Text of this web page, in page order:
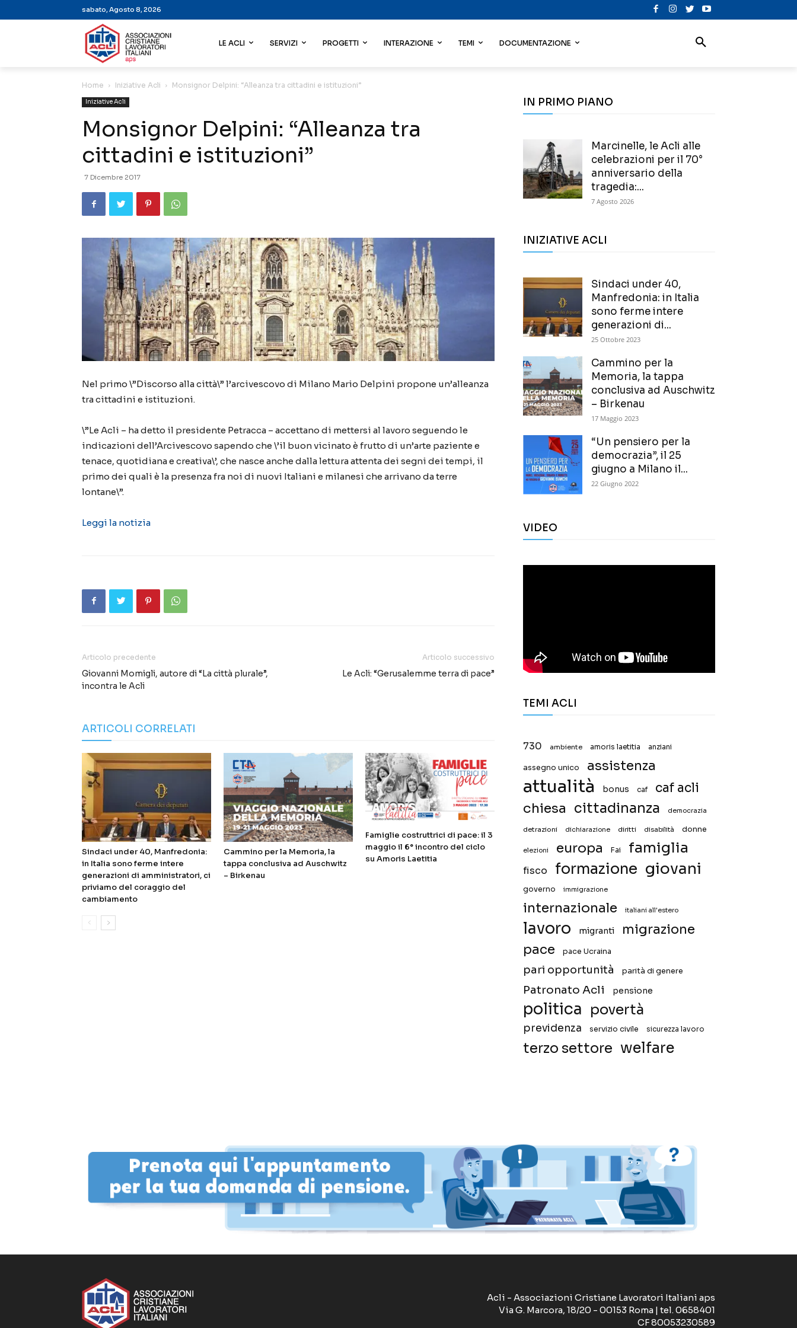
sabato, Agosto 8, 2026
LE ACLI SERVIZI PROGETTI INTERAZIONE TEMI DOCUMENTAZIONE
Home Iniziative Acli Monsignor Delpini: “Alleanza tra cittadini e istituzioni”
Iniziative Acli
Monsignor Delpini: “Alleanza tra
cittadini e istituzioni”
7 Dicembre 2017
Nel primo \”Discorso alla città\” l’arcivescovo di Milano Mario Delpini propone un’alleanza
tra cittadini e istituzioni.
\”Le Acli – ha detto il presidente Petracca – accettano di mettersi al lavoro seguendo le
indicazioni dell’Arcivescovo sapendo che \’il buon vicinato è frutto di un’arte paziente e
tenace, quotidiana e creativa\’, che nasce anche dalla lettura attenta dei segni dei tempi, il
primo dei quali è la presenza fra noi di nuovi Italiani e milanesi che arrivano da terre
lontane\”.
Leggi la notizia
Articolo precedente
Giovanni Momigli, autore di “La città plurale”,
incontra le Acli
Articolo successivo
Le Acli: “Gerusalemme terra di pace”
ARTICOLI CORRELATI
Sindaci under 40, Manfredonia:
in Italia sono ferme intere
generazioni di amministratori, ci
priviamo del coraggio del
cambiamento
Cammino per la Memoria, la
tappa conclusiva ad Auschwitz
– Birkenau
Famiglie costruttrici di pace: il 3
maggio il 6° incontro del ciclo
su Amoris Laetitia
IN PRIMO PIANO
Marcinelle, le Acli alle
celebrazioni per il 70°
anniversario della
tragedia:...
7 Agosto 2026
INIZIATIVE ACLI
Sindaci under 40,
Manfredonia: in Italia
sono ferme intere
generazioni di...
25 Ottobre 2023
Cammino per la
Memoria, la tappa
conclusiva ad Auschwitz
– Birkenau
17 Maggio 2023
“Un pensiero per la
democrazia”, il 25
giugno a Milano il...
22 Giugno 2022
VIDEO
TEMI ACLI
730 ambiente amoris laetitia anziani
assegno unico assistenza
attualità bonus caf caf acli
chiesa cittadinanza democrazia
detrazioni dichiarazione diritti disabilità donne
elezioni europa Fai famiglia
fisco formazione giovani
governo immigrazione
internazionale italiani all'estero
lavoro migranti
migrazione
pace
pace Ucraina
pari opportunità parità di genere
Patronato Acli pensione
politica povertà
previdenza servizio civile sicurezza lavoro
terzo settore welfare
Acli - Associazioni Cristiane Lavoratori Italiani aps
Via G. Marcora, 18/20 - 00153 Roma | tel. 0658401
CF 80053230589